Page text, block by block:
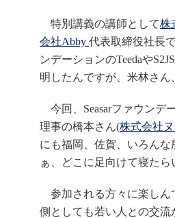
特別講義の講師として株
会社Abby 代表取締役社長
ンデーションのTeedaや
明したんですが、米林さ
今回、Seasarファウンデ
理事の橋本さん(株式会社
にも福岡、佐賀、いろん
ぁ、どこに足向けて寝たら
参加される方々に楽しん
側としても若い人との交流